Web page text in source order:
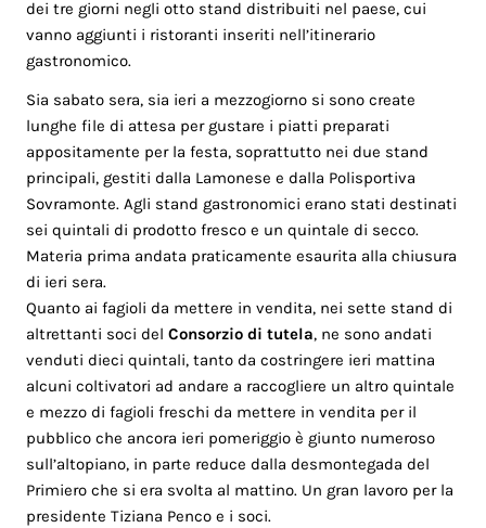
dei tre giorni negli otto stand distribuiti nel paese, cui
vanno aggiunti i ristoranti inseriti nell’itinerario
gastronomico.
Sia sabato sera, sia ieri a mezzogiorno si sono create
lunghe file di attesa per gustare i piatti preparati
appositamente per la festa, soprattutto nei due stand
principali, gestiti dalla Lamonese e dalla Polisportiva
Sovramonte. Agli stand gastronomici erano stati destinati
sei quintali di prodotto fresco e un quintale di secco.
Materia prima andata praticamente esaurita alla chiusura
di ieri sera.
Quanto ai fagioli da mettere in vendita, nei sette stand di
altrettanti soci delConsorzio di tutela, ne sono andati
venduti dieci quintali, tanto da costringere ieri mattina
alcuni coltivatori ad andare a raccogliere un altro quintale
e mezzo di fagioli freschi da mettere in vendita per il
pubblico che ancora ieri pomeriggio è giunto numeroso
sull’altopiano, in parte reduce dalla desmontegada del
Primiero che si era svolta al mattino. Un gran lavoro per la
presidente Tiziana Penco e i soci.